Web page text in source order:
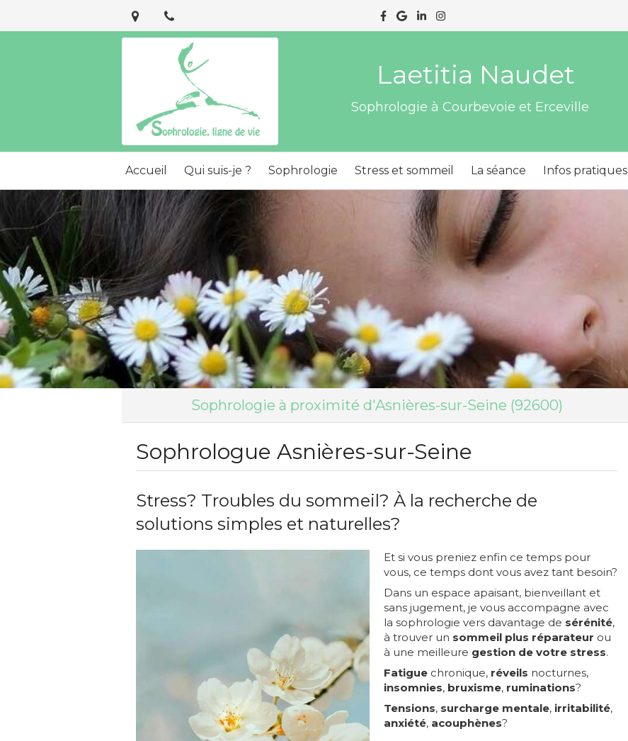
Laetitia Naudet
Sophrologie à Courbevoie et Erceville
Accueil Qui suis-je ? Sophrologie Stress et sommeil La séance Infos pratiques
Sophrologie à proximité d'Asnières-sur-Seine (92600)
Sophrologue Asnières-sur-Seine
Stress? Troubles du sommeil? À la recherche de
solutions simples et naturelles?
Et si vous preniez enfin ce temps pour
vous, ce temps dont vous avez tant besoin?
Dans un espace apaisant, bienveillant et
sans jugement, je vous accompagne avec
la sophrologie vers davantage de sérénité,
à trouver un sommeil plus réparateur ou
à une meilleure gestion de votre stress.
Fatigue chronique, réveils nocturnes,
insomnies, bruxisme, ruminations?
Tensions, surcharge mentale, irritabilité,
anxiété, acouphènes?